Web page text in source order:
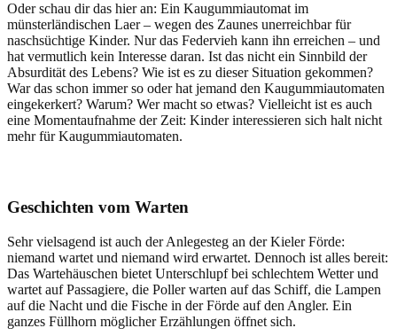
Oder schau dir das hier an: Ein Kaugummiautomat im
münsterländischen Laer – wegen des Zaunes unerreichbar für
naschsüchtige Kinder. Nur das Federvieh kann ihn erreichen – und
hat vermutlich kein Interesse daran. Ist das nicht ein Sinnbild der
Absurdität des Lebens? Wie ist es zu dieser Situation gekommen?
War das schon immer so oder hat jemand den Kaugummiautomaten
eingekerkert? Warum? Wer macht so etwas? Vielleicht ist es auch
eine Momentaufnahme der Zeit: Kinder interessieren sich halt nicht
mehr für Kaugummiautomaten.
Geschichten vom Warten
Sehr vielsagend ist auch der Anlegesteg an der Kieler Förde:
niemand wartet und niemand wird erwartet. Dennoch ist alles bereit:
Das Wartehäuschen bietet Unterschlupf bei schlechtem Wetter und
wartet auf Passagiere, die Poller warten auf das Schiff, die Lampen
auf die Nacht und die Fische in der Förde auf den Angler. Ein
ganzes Füllhorn möglicher Erzählungen öffnet sich.